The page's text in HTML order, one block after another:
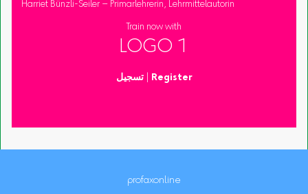
Harriet Bünzli-Seiler – Primarlehrerin, Lehrmittelautorin
Train now with
LOGO 1
تسجيل| Register
profaxonline